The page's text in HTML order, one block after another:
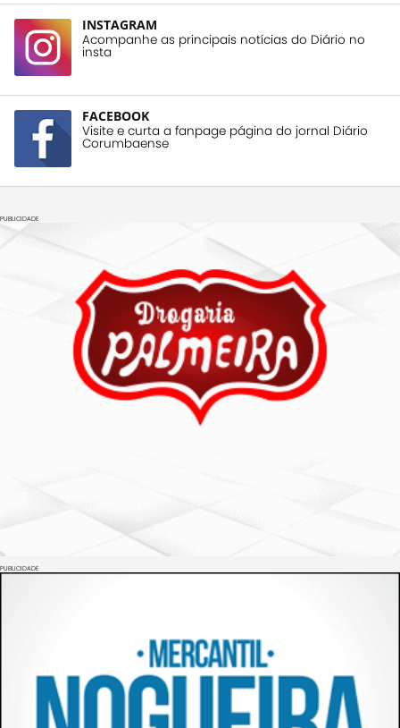
INSTAGRAM
Acompanhe as principais notícias do Diário no
insta
FACEBOOK
Visite e curta a fanpage página do jornal Diário
Corumbaense
PUBLICIDADE
PUBLICIDADE